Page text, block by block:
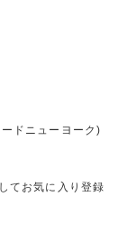
ドニューヨーク)
てお気に入り登録